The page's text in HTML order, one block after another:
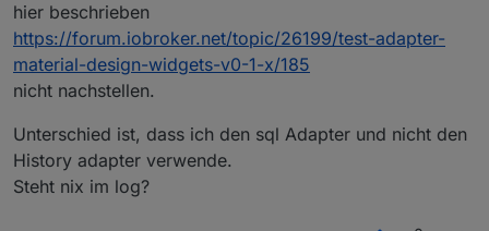
roker.vis-materialdesign
Ich bitte Euch zukünftig alle Fragen bzgl.
entsprechenden Thema des zugehörigen Widgets
zu posten!
siehe Material Design Widgets Themen
Hallo zusammen,
ich arbeite aktuell an einem VIS-Adapter, der auf
Google material components web Bibliothek
Der Adapter befindet sich bereits im latest
hier beschrieben
https://forum.iobroker.net/topic/26199/test-adapter-
material-design-widgets-v0-1-x/185
nicht nachstellen.
Unterschied ist, dass ich den sql Adapter und nicht den
History adapter verwende.
Steht nix im log?